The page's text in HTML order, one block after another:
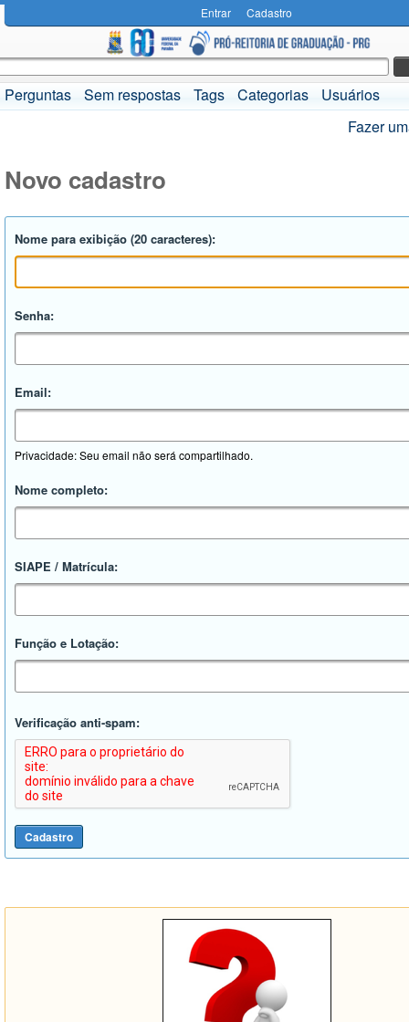
Entrar Cadastro
Perguntas Sem respostas Tags Categorias
Usuários
Fazer
Novo cadastro
Nome para exibição (20 caracteres):
Senha:
Email:
Privacidade: Seu email não será compartilhado.
Nome completo:
SIAPE / Matrícula:
Função e Lotação:
Verificação anti-spam: